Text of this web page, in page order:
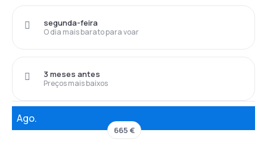
O dia mais barato para voar
segunda-feira
Preços mais baixos
3 meses antes
Ago.
665 €